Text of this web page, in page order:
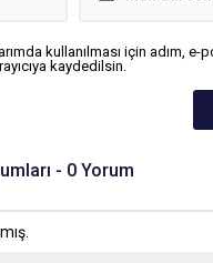
kullanılması için adım, e-
kaydedilsin.
- 0 Yorum